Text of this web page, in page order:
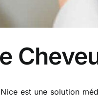
est une solution